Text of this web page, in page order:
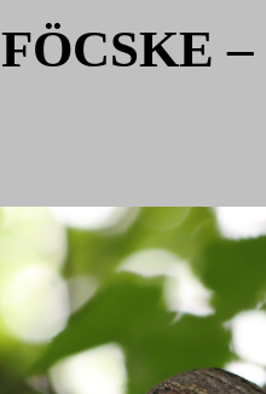
FÖCSKE